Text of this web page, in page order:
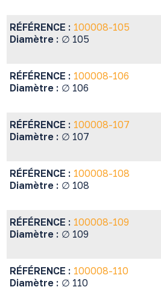
RÉFÉRENCE : 100008-105
Diamètre : ∅ 105
RÉFÉRENCE : 100008-106
Diamètre : ∅ 106
RÉFÉRENCE : 100008-107
Diamètre : ∅ 107
RÉFÉRENCE : 100008-108
Diamètre : ∅ 108
RÉFÉRENCE : 100008-109
Diamètre : ∅ 109
RÉFÉRENCE : 100008-110
Diamètre : ∅ 110